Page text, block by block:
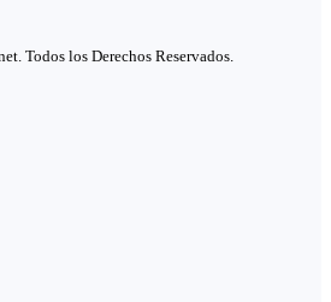
Todos los Derechos Reservados.